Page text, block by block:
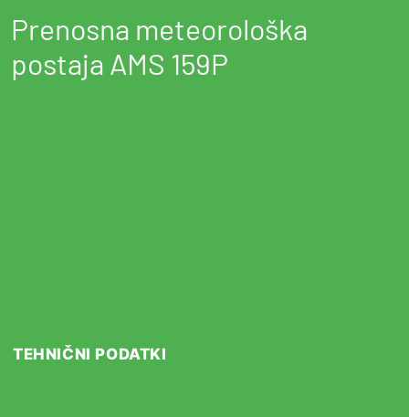
Prenosna meteorološka
postaja AMS 159P
TEHNIČNI PODATKI